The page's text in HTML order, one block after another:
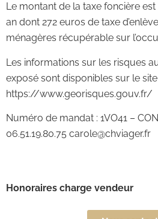
Le montant de la taxe foncière
an dont 272 euros de taxe
ménagères récupérable sur
Les informations sur les risques
exposé sont disponibles sur le
https://www.georisques.gouv.fr/
Numéro de mandat : 1VO41 –
06.51.19.80.75 carole@chviager.fr
Honoraires charge vendeur